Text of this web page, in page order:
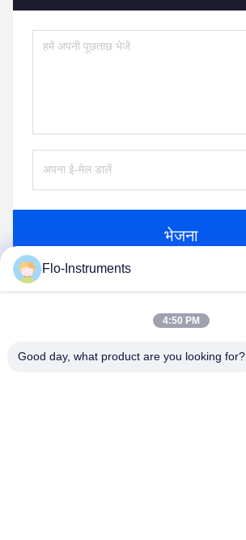
भेजना
समान उत्पाद
Flo-Instruments
4:50 PM
Good day, what product are you looking for?